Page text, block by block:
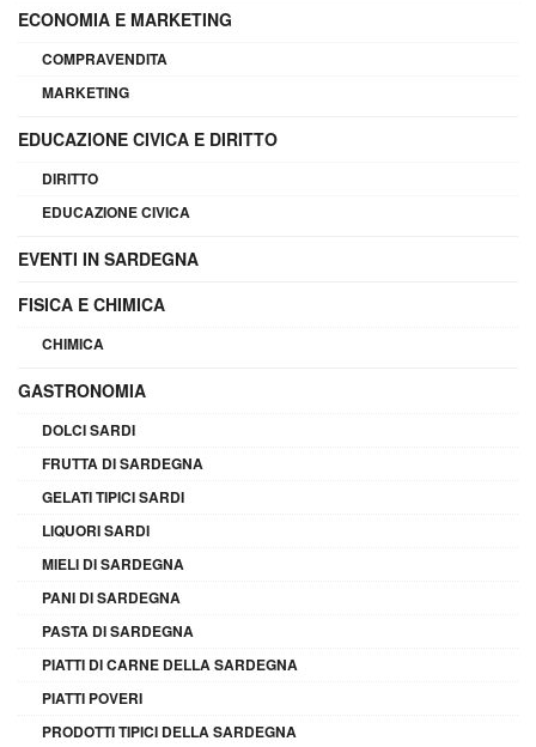
ECONOMIA E MARKETING
COMPRAVENDITA
MARKETING
EDUCAZIONE CIVICA E DIRITTO
DIRITTO
EDUCAZIONE CIVICA
EVENTI IN SARDEGNA
FISICA E CHIMICA
CHIMICA
GASTRONOMIA
DOLCI SARDI
FRUTTA DI SARDEGNA
GELATI TIPICI SARDI
LIQUORI SARDI
MIELI DI SARDEGNA
PANI DI SARDEGNA
PASTA DI SARDEGNA
PIATTI DI CARNE DELLA SARDEGNA
PIATTI POVERI
PRODOTTI TIPICI DELLA SARDEGNA